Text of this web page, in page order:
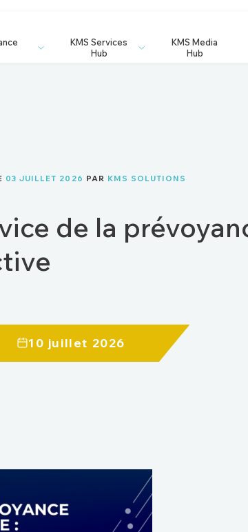
KMS Services
Hub
KMS Media
Hub
03 JUILLET 2026 PAR KMS SOLUTIONS
de la
10 juillet 2026